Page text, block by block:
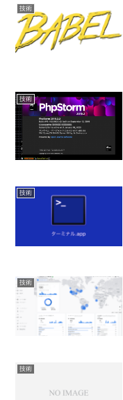
技術
技術
技術
技術
技術